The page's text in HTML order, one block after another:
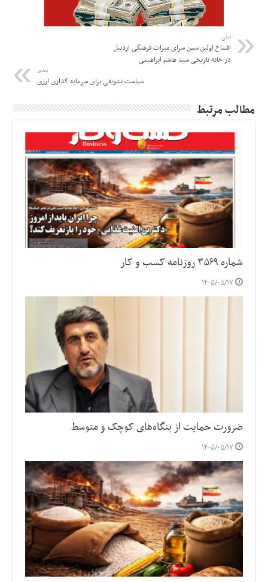
قبلی
افتتاح اولین سمن سرای میراث فرهنگی اردبیل
در خانه تاریخی سید هاشم ابراهیمی
بعدی
سیاست تشویقی برای سرمایه گذاری ارزی
مطالب مرتبط
شماره ۳۵۶۹ روزنامه کسب و کار
۱۴۰۵/۰۵/۱۷
ضرورت حمایت از بنگاه‌های کوچک و متوسط
۱۴۰۵/۰۵/۱۷